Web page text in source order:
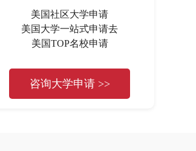
美国社区大学申请
美国大学一站式申请去
美国TOP名校申请
咨询大学申请 >>